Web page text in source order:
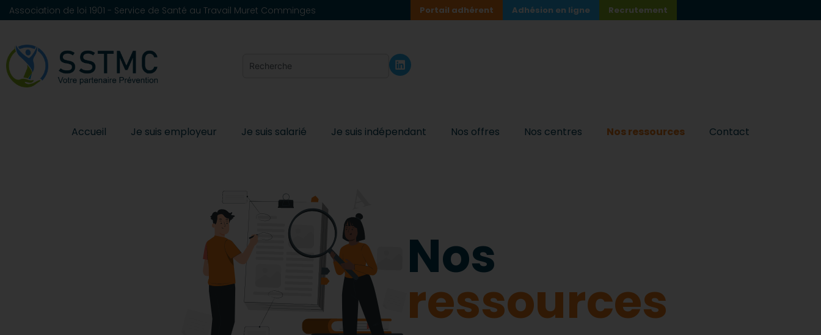
Association de loi 1901 - Service de Santé au Travail Muret Comminges Portail adhérent Adhésion en ligne Recrutement
Accueil Je suis employeur Je suis salarié Je suis indépendant Nos offres Nos centres Nos ressources Contact
Nos
ressources